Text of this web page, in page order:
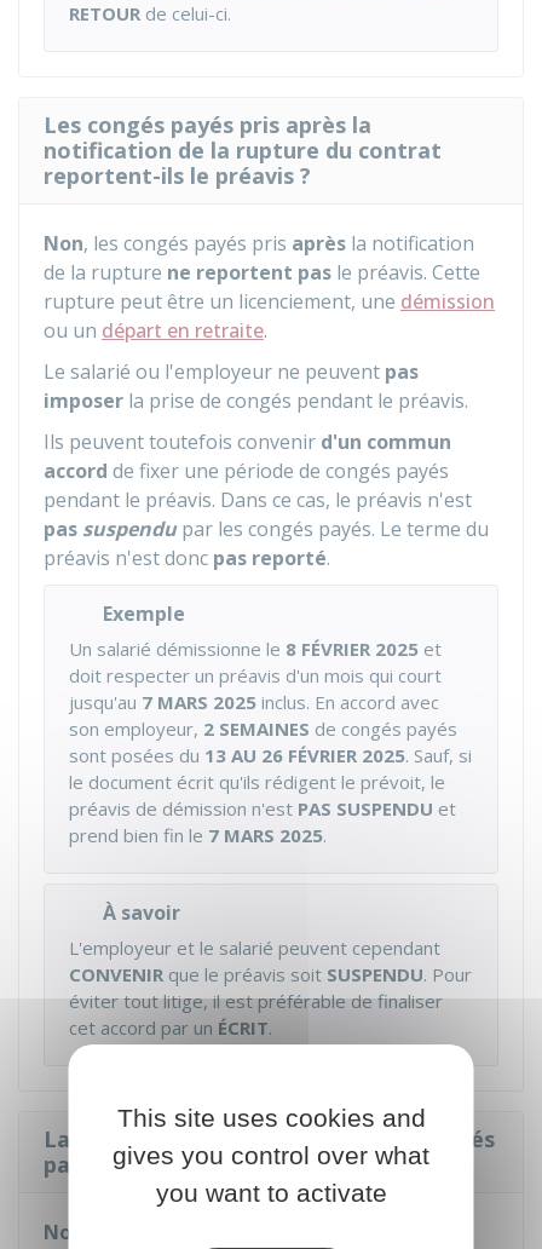
RETOUR de celui-ci.
Les congés payés pris après la
notification de la rupture du contrat
reportent-ils le préavis ?
Non, les congés payés pris après la notification
de la rupture ne reportent pas le préavis. Cette
rupture peut être un licenciement, une démission
ou un départ en retraite.
Le salarié ou l'employeur ne peuvent pas
imposer la prise de congés pendant le préavis.
Ils peuvent toutefois convenir d'un commun
accord de fixer une période de congés payés
pendant le préavis. Dans ce cas, le préavis n'est
pas suspendupar les congés payés. Le terme du
préavis n'est donc pas reporté.
Exemple
Un salarié démissionne le 8 FÉVRIER 2025 et
doit respecter un préavis d'un mois qui court
jusqu'au 7 MARS 2025 inclus. En accord avec
son employeur, 2 SEMAINES de congés payés
sont posées du 13 AU 26 FÉVRIER 2025. Sauf, si
le document écrit qu'ils rédigent le prévoit, le
préavis de démission n'est PAS SUSPENDU et
prend bien fin le 7 MARS 2025.
À savoir
L'employeur et le salarié peuvent cependant
CONVENIR que le préavis soit SUSPENDU. Pour
éviter tout litige, il est préférable de finaliser
cet accord par un ÉCRIT.
La fermeture de l'entreprise pour congés
payés reporte-t-elle le préavis ?
Non
This site uses cookies and
gives you control over what
you want to activate